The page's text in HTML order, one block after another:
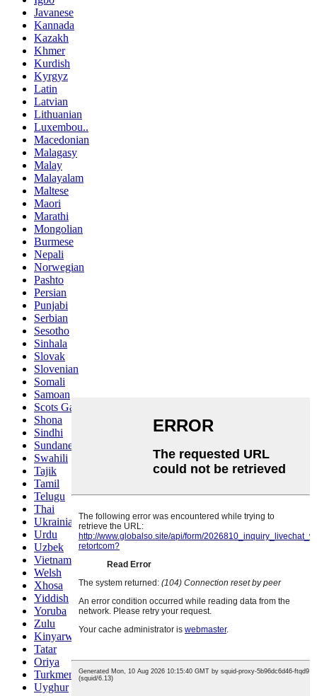
Javanese
Kannada
Kazakh
Khmer
Kurdish
Kyrgyz
Latin
Latvian
Lithuanian
Luxembou..
Macedonian
Malagasy
Malay
Malayalam
Maltese
Maori
Marathi
Mongolian
Burmese
Nepali
Norwegian
Pashto
Persian
Punjabi
Serbian
Sesotho
Sinhala
Slovak
Slovenian
Somali
Samoan
Scots Gaelic
Shona
Sindhi
Sundanese
Swahili
Tajik
Tamil
Telugu
Thai
Ukrainian
Urdu
Uzbek
Vietnamese
Welsh
Xhosa
Yiddish
Yoruba
Zulu
Kinyarwanda
Tatar
Oriya
Turkmen
Uyghur